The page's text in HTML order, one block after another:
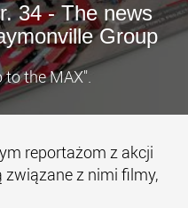
34 - The news
Group
to the MAX".
reportażom z akcji
z nimi filmy,